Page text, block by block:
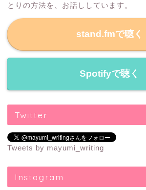
とりの方法を、お話ししています。
stand.fmで聴く
Spotifyで聴く
Twitter
Tweets by mayumi_writing
Instagram